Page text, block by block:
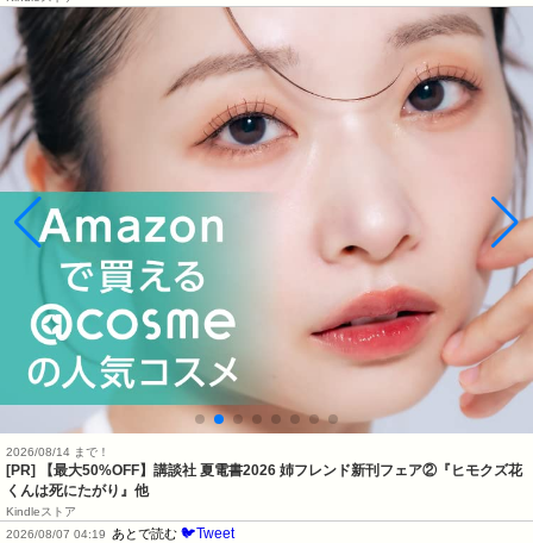
2026/08/14 まで！
[PR] 【最大50%OFF】講談社 夏電書2026 姉フレンド新刊フェア②『ヒモクズ花
くんは死にたがり』他
Kindleストア
2026/08/07 04:19
あとで読む 🐦Tweet